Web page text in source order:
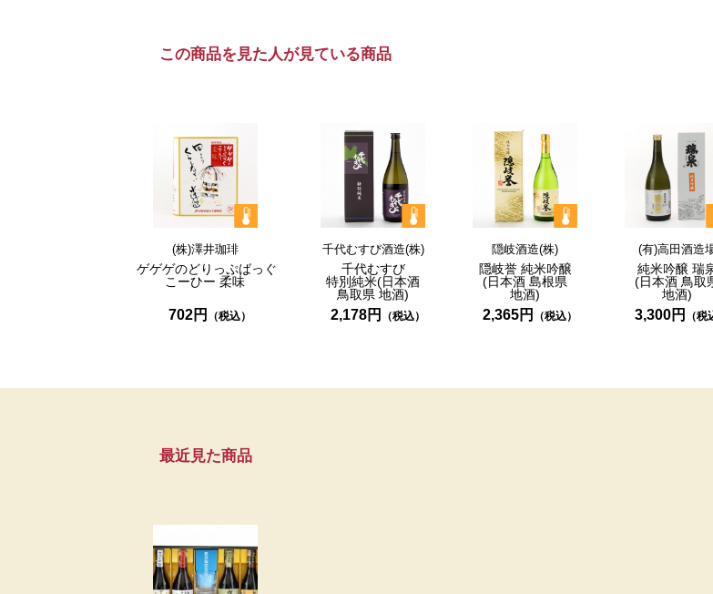
この商品を見た人が見ている商品
(株)澤井珈琲
ゲゲゲのどりっぷばっぐ
こーひー 柔味
702円
千代むすび酒造(株)
千代むすび
特別純米(日本酒
鳥取県 地酒)
2,178円
隠岐酒造(株)
隠岐誉 純米吟醸
(日本酒 島根県
地酒)
2,365円
(有)高田酒造
純米吟醸 瑞
(日本酒 鳥取
地酒)
3,300円
最近見た商品